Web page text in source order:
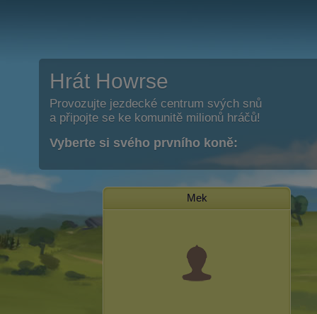
Hrát Howrse
Provozujte jezdecké centrum svých snů
a připojte se ke komunitě milionů hráčů!
Vyberte si svého prvního koně:
Mek